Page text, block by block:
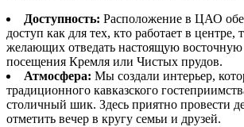
Доступность: Расположение в ЦАО
доступ как для тех, кто работает в центре,
желающих отведать настоящую
посещения Кремля или Чистых прудов.
Атмосфера: Мы создали интерьер,
традиционного кавказского
столичный шик. Здесь приятно провести
отметить вечер в кругу семьи и друзей.